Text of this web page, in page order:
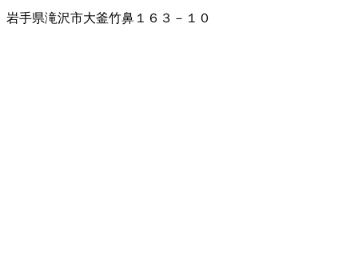
岩手県滝沢市大釜竹鼻１６３－１０